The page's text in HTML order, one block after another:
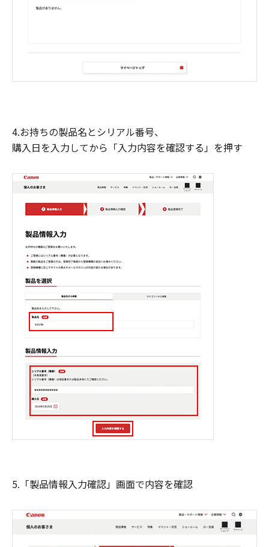
4.お持ちの製品名とシリアル番号、
購入日を入力してから「入力内容を確認する」を押す
5.「製品情報入力確認」画面で内容を確認